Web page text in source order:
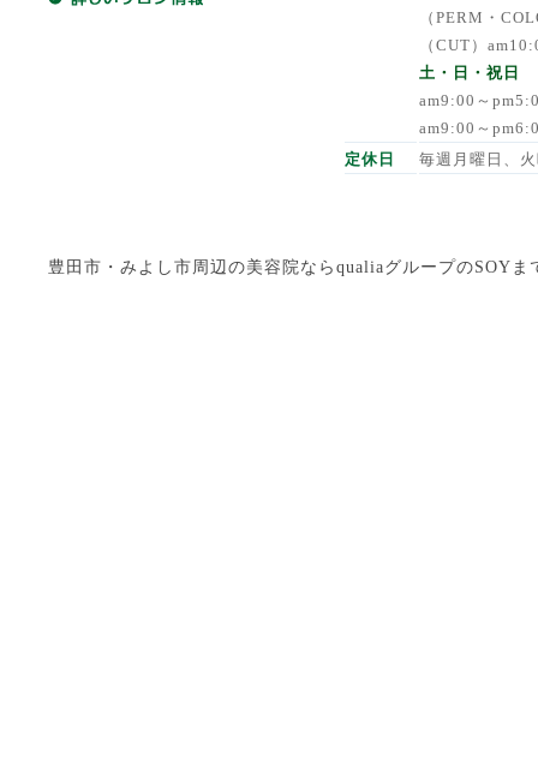
（PERM・
（CUT）
土・日・祝日
am9:00～
am9:00～
定休日
毎週月曜日、
豊田市・みよし市周辺の美容院ならqualiaグループのSOY